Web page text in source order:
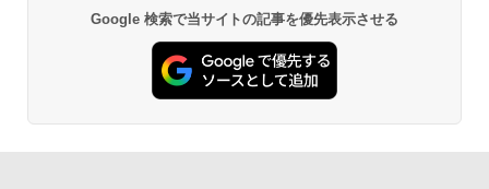
Google 検索で当サイトの記事を優先表示させる